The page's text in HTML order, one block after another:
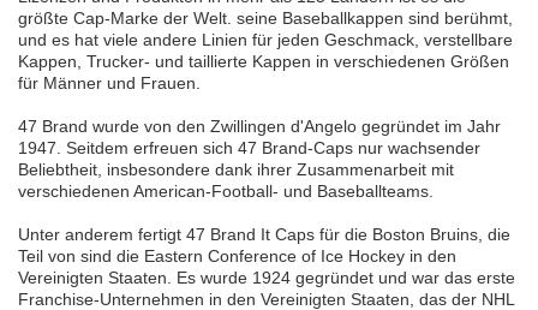
größte Cap-Marke der Welt. seine Baseballkappen sind berühmt,
und es hat viele andere Linien für jeden Geschmack, verstellbare
Kappen, Trucker- und taillierte Kappen in verschiedenen Größen
für Männer und Frauen.
47 Brand wurde von den Zwillingen d'Angelo gegründet im Jahr
1947. Seitdem erfreuen sich 47 Brand-Caps nur wachsender
Beliebtheit, insbesondere dank ihrer Zusammenarbeit mit
verschiedenen American-Football- und Baseballteams.
Unter anderem fertigt 47 Brand It Caps für die Boston Bruins, die
Teil von sind die Eastern Conference of Ice Hockey in den
Vereinigten Staaten. Es wurde 1924 gegründet und war das erste
Franchise-Unternehmen in den Vereinigten Staaten, das der NHL